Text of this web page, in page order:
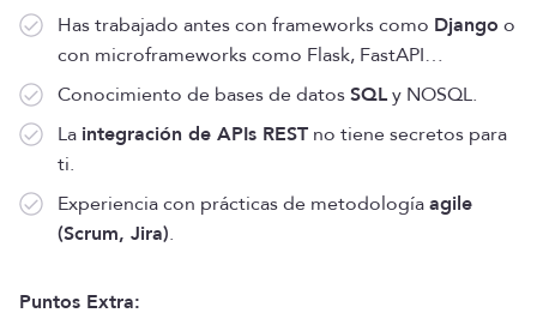
Has trabajado antes con frameworks como Django o
con microframeworks como Flask, FastAPI…
Conocimiento de bases de datosSQLy NOSQL.
La integración de APIs REST no tiene secretos para
ti.
Experiencia con prácticas de metodologíaagile
(Scrum, Jira).
Puntos Extra: